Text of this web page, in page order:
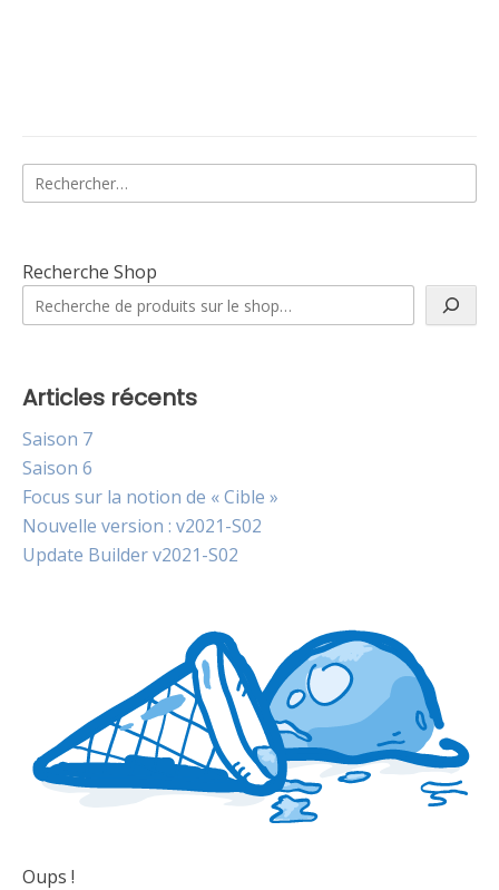
Rechercher :
Recherche Shop
Articles récents
Saison 7
Saison 6
Focus sur la notion de « Cible »
Nouvelle version : v2021-S02
Update Builder v2021-S02
Oups !